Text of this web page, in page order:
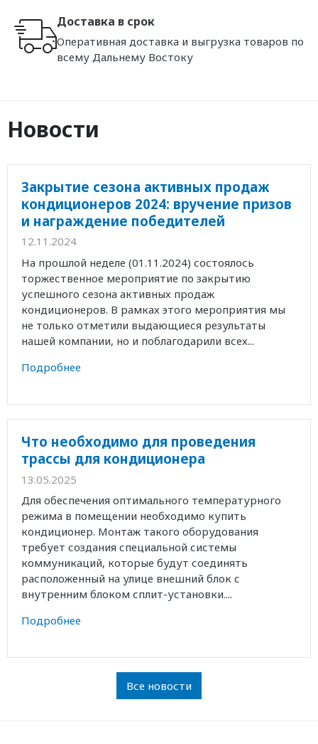
Доставка в срок
Оперативная доставка и выгрузка товаров по
всему Дальнему Востоку
Новости
Закрытие сезона активных продаж
кондиционеров 2024: вручение призов
и награждение победителей
12.11.2024
На прошлой неделе (01.11.2024) состоялось
торжественное мероприятие по закрытию
успешного сезона активных продаж
кондиционеров. В рамках этого мероприятия мы
не только отметили выдающиеся результаты
нашей компании, но и поблагодарили всех...
Подробнее
Что необходимо для проведения
трассы для кондиционера
13.05.2025
Для обеспечения оптимального температурного
режима в помещении необходимо купить
кондиционер. Монтаж такого оборудования
требует создания специальной системы
коммуникаций, которые будут соединять
расположенный на улице внешний блок с
внутренним блоком сплит-установки....
Подробнее
Все новости